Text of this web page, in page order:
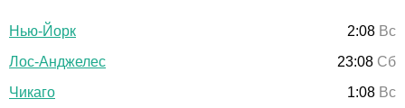
Нью-Йорк 2:08 Вс
Лос-Анджелес
23:08 Сб
Чикаго
1:08 Вс